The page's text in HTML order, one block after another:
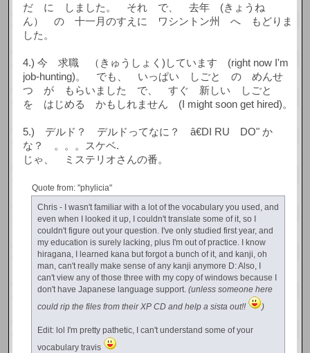
だ に しました。 それ で、 去年 (きょうね
ん） の 十一月のすえに ワシントン州 へ もどりま
した。
4.) 今 求職 （きゅうしょく)しています (right now I'm
job-hunting)。 でも、 いっぱい しごと の めんせ
つ が もらいました で、 すぐ 新しい しごと
を はじめる かもしれません (I might soon get hired)。
5.) デルド？ デルドってなに？ â€DI RU DO" か
な？ 。。。スケベ.
じゃ、 ミステリオさんの番。
Quote from: "phylicia"
Chris - I wasn't familiar with a lot of the vocabulary you used, and
even when I looked it up, I couldn't translate some of it, so I
couldn't figure out your question. I've only studied first year, and
my education is surely lacking, plus I'm out of practice. I know
hiragana, I learned kana but forgot a bunch of it, and kanji, oh
man, can't really make sense of any kanji anymore D: Also, I
can't view any of those three with my copy of windows because I
don't have Japanese language support. (unless someone here
could rip the files from their XP CD and help a sista out!!
)
Edit: lol I'm pretty pathetic, I can't understand some of your
vocabulary travis